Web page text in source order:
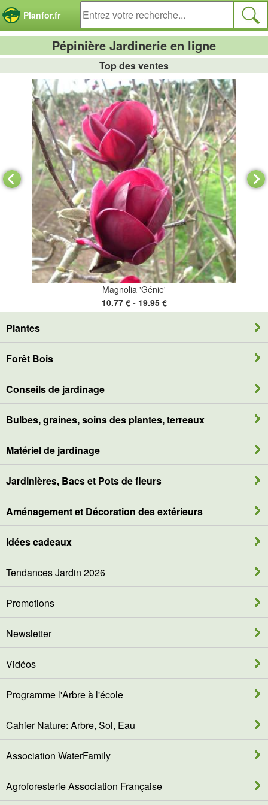
Planfor.fr
Pépinière Jardinerie en ligne
Top des ventes
Magnolia 'Génie'
10.77 € - 19.95 €
Plantes
Forêt Bois
Conseils de jardinage
Bulbes, graines, soins des plantes, terreaux
Matériel de jardinage
Jardinières, Bacs et Pots de fleurs
Aménagement et Décoration des extérieurs
Idées cadeaux
Tendances Jardin 2026
Promotions
Newsletter
Vidéos
Programme l'Arbre à l'école
Cahier Nature: Arbre, Sol, Eau
Association WaterFamily
Agroforesterie Association Française
Panneau de gestion des cookies